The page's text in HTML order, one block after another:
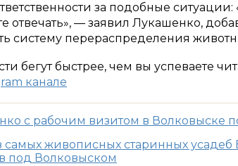
за подобные
отвечать», — заявил Лукашенко,
систему перераспределения
бегут быстрее, чем вы успеваете
канале
с рабочим визитом в Волковыске
живописных старинных усадеб
под Волковыском